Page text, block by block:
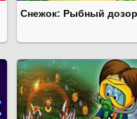
Снежок: Рыбный дозор